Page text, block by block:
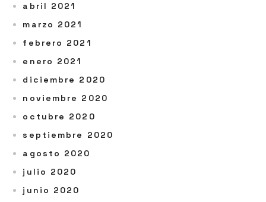
abril 2021
marzo 2021
febrero 2021
enero 2021
diciembre 2020
noviembre 2020
octubre 2020
septiembre 2020
agosto 2020
julio 2020
junio 2020